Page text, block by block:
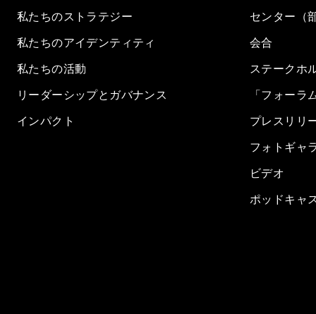
私たちのストラテジー
私たちのアイデンティティ
私たちの活動
リーダーシップとガバナンス
インパクト
センター（
会合
ステークホ
「フォーラ
プレスリリ
フォトギャ
ビデオ
ポッドキャ